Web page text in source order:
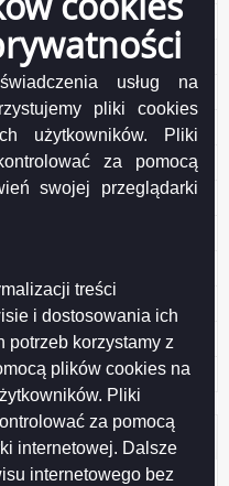
usług na
pliki cookies
użytkowników. Pliki
za pomocą
swojej przeglądarki
treści
i dostosowania ich
potrzeb korzystamy z
plików cookies na
Pliki
za pomocą
internetowej. Dalsze
internetowego bez